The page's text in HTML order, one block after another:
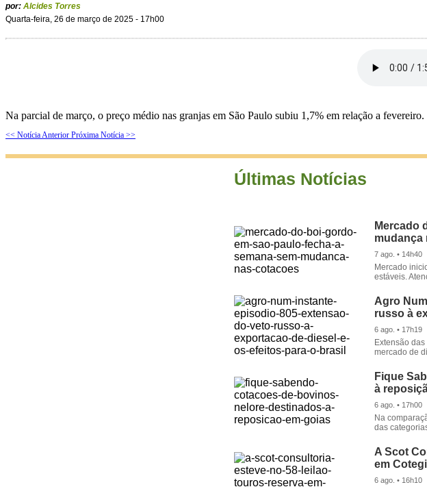
por: Alcides Torres
Quarta-feira, 26 de março de 2025 - 17h00
Na parcial de março, o preço médio nas granjas em São Paulo subiu 1,7% em relação a fevereiro.
<< Notícia Anterior Próxima Notícia >>
Últimas Notícias
Mercado
mudança
7 ago. • 14h40
Mercado
estáveis.
Agro
russo à
6 ago. • 17h19
Extensão
mercado de
Fique
à
6 ago. • 17h00
Na
das
A Scot
em
6 ago. • 16h10